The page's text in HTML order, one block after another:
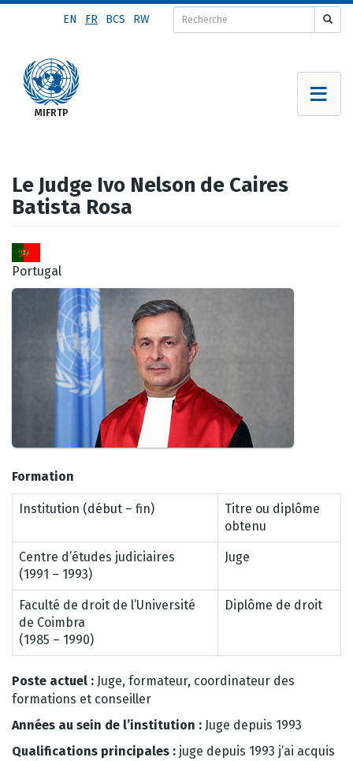
principal
EN FR BCS RW
Le Judge Ivo Nelson de Caires
Batista Rosa
Portugal
Formation
Institution (début – fin)
Titre ou diplôme
obtenu
Centre d’études judiciaires
(1991 – 1993)
Juge
Faculté de droit de l’Université
de Coimbra
(1985 – 1990)
Diplôme de droit
Poste actuel : Juge, formateur, coordinateur des
formations et conseiller
Années au sein de l’institution : Juge depuis 1993
Qualifications principales : juge depuis 1993 j’ai acquis